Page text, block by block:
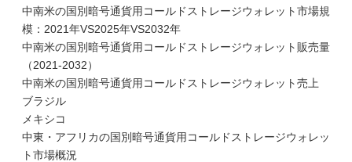
中南米の国別暗号通貨用コールドストレージウォレット市場規
模：2021年VS2025年VS2032年
中南米の国別暗号通貨用コールドストレージウォレット販売量
（2021-2032）
中南米の国別暗号通貨用コールドストレージウォレット売上
ブラジル
メキシコ
中東・アフリカの国別暗号通貨用コールドストレージウォレッ
ト市場概況